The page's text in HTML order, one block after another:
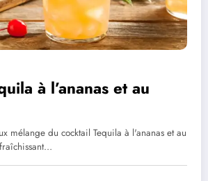
à l’ananas et au
mélange du cocktail Tequila à l'ananas et au